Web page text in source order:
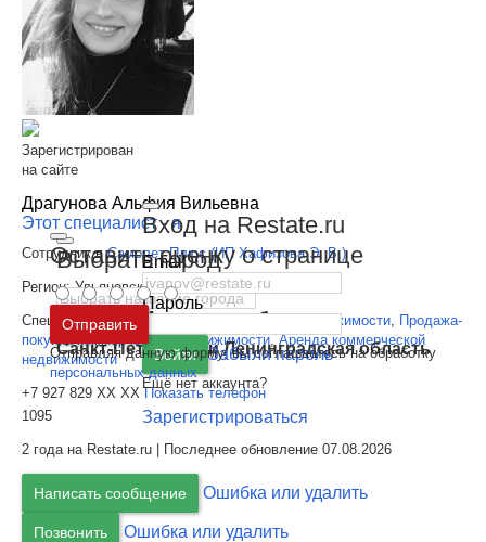
Выбрать город
Москва и
Московская область
Санкт-Петербург иЛенинградская область
Вход на Restate.ru
Email
Пароль
Войти Забыли пароль
Ещё нет аккаунта?
Зарегистрироваться
Зарегистрирован
на сайте
Драгунова Альфия Вильевна
Этот специалист - я
Сотрудник вСамолет Плюс (ИП Хафизова Э. В.)
Регион:Ульяновск
Специализации:Продажа-покупка жилой недвижимости, Продажа-
покупка коммерческой недвижимости,Аренда коммерческой
недвижимости
+7 927 829 XX XXПоказать телефон
1095
2 года на Restate.ru | Последнее обновление 07.08.2026
Написать сообщение Ошибка или удалить
Позвонить Ошибка или удалить
Оставить оценку о странице
Отправить
Отправляя данную форму, вы соглашаетесь на обработку
персональных данных